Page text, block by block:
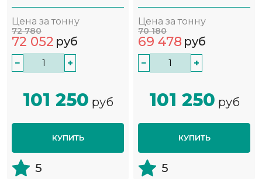
Цена за тонну
72 780
72 052 руб
− +
101 250 руб
КУПИТЬ
5
Цена за тонну
70 180
69 478 руб
− +
101 250 руб
КУПИТЬ
5